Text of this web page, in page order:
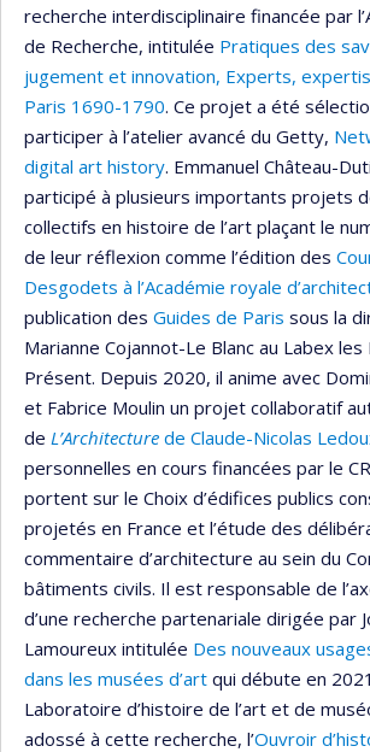
recherche interdisciplinaire financée par
de Recherche, intitulée Pratiques des
jugement et innovation, Experts,
Paris 1690-1790. Ce projet a été
participer à l’atelier avancé du Getty,
digital art history. Emmanuel Château-
participé à plusieurs importants projets
collectifs en histoire de l’art plaçant le
de leur réflexion comme l’édition des
Desgodets à l’Académie royale
publication des Guides de Paris sous la
Marianne Cojannot-Le Blanc au Labex
Présent. Depuis 2020, il anime avec
et Fabrice Moulin un projet collaboratif
de L’Architecture de Claude-Nicolas
personnelles en cours financées par le
portent sur le Choix d’édifices publics
projetés en France et l’étude des
commentaire d’architecture au sein du
bâtiments civils. Il est responsable de
d’une recherche partenariale dirigée par
Lamoureux intitulée Des nouveaux
dans les musées d’art qui débute en
Laboratoire d’histoire de l’art et de
adossé à cette recherche, l’Ouvroir